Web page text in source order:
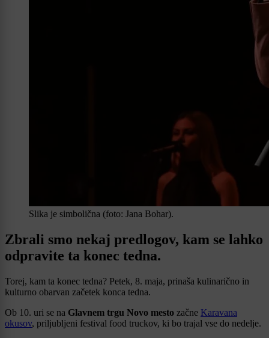
Slika je simbolična (foto: Jana Bohar).
Zbrali smo nekaj predlogov, kam se lahko
odpravite ta konec tedna.
Torej, kam ta konec tedna? Petek, 8. maja, prinaša kulinarično in
kulturno obarvan začetek konca tedna.
Ob 10. uri se na Glavnem trgu Novo mesto začne Karavana
okusov, priljubljeni festival food truckov, ki bo trajal vse do nedelje.